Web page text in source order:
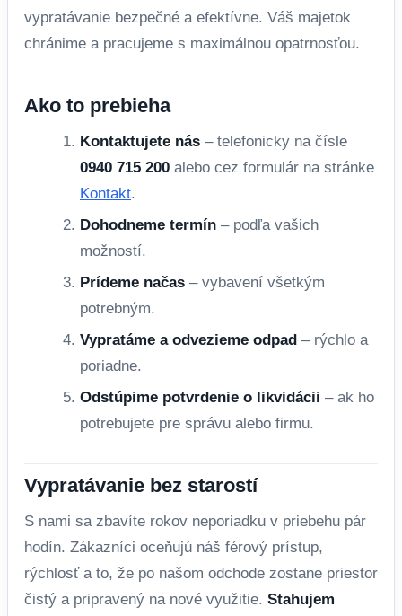
vypratávanie bezpečné a efektívne. Váš majetok
chránime a pracujeme s maximálnou opatrnosťou.
Ako to prebieha
Kontaktujete nás – telefonicky na čísle
0940 715 200 alebo cez formulár na stránke
Kontakt.
Dohodneme termín – podľa vašich
možností.
Prídeme načas – vybavení všetkým
potrebným.
Vypratáme a odvezieme odpad – rýchlo a
poriadne.
Odstúpime potvrdenie o likvidácii – ak ho
potrebujete pre správu alebo firmu.
Vypratávanie bez starostí
S nami sa zbavíte rokov neporiadku v priebehu pár
hodín. Zákazníci oceňujú náš férový prístup,
rýchlosť a to, že po našom odchode zostane priestor
čistý a pripravený na nové využitie. Stahujem